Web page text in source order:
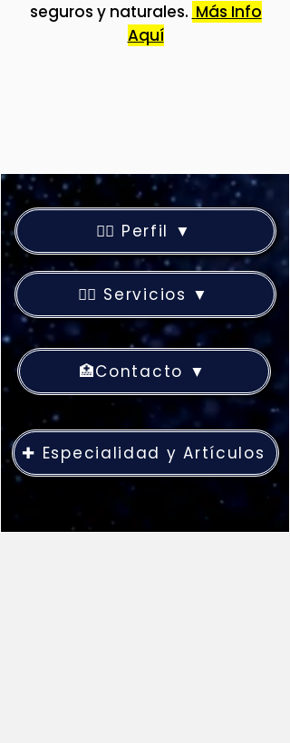
seguros y naturales. Más Info
Aquí
👨‍⚕️ Perfil ▼
👨‍⚕️ Servicios ▼
🏥Contacto ▼
✚ Especialidad y Artículos